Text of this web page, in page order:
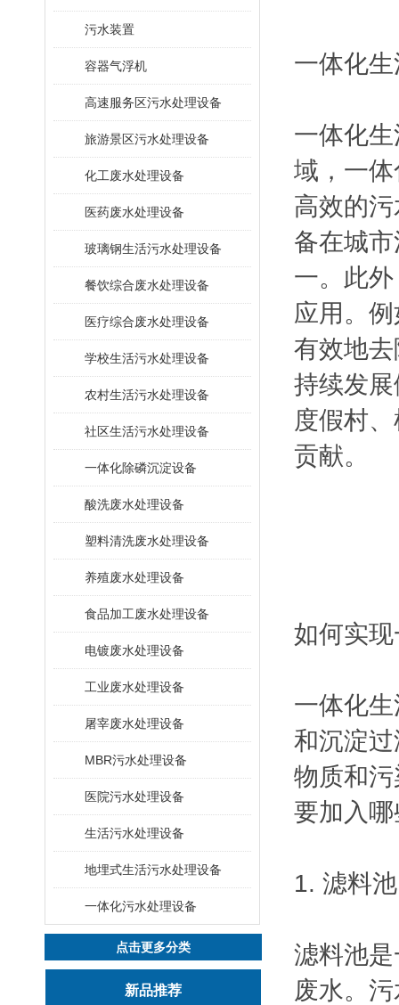
污水装置
容器气浮机
高速服务区污水处理设备
旅游景区污水处理设备
化工废水处理设备
医药废水处理设备
玻璃钢生活污水处理设备
餐饮综合废水处理设备
医疗综合废水处理设备
学校生活污水处理设备
农村生活污水处理设备
社区生活污水处理设备
一体化除磷沉淀设备
酸洗废水处理设备
塑料清洗废水处理设备
养殖废水处理设备
食品加工废水处理设备
电镀废水处理设备
工业废水处理设备
屠宰废水处理设备
MBR污水处理设备
医院污水处理设备
生活污水处理设备
地埋式生活污水处理设备
一体化污水处理设备
点击更多分类
新品推荐
一体化
一体化
域，一
高效的
备在城
一。此
应用。
有效地
持续发
度假村
贡献。
如何实
一体化
和沉淀
物质和
要加入
1. 滤料池
滤料池
废水。